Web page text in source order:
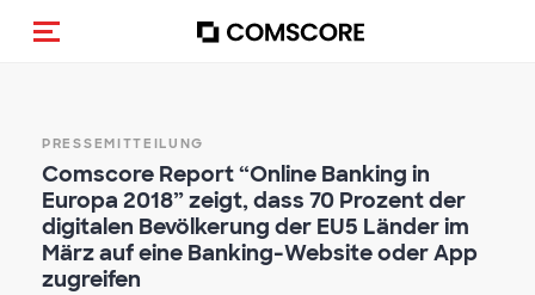
Navigation (de-)aktivieren
PRESSEMITTEILUNG
Comscore Report “Online Banking in
Europa 2018” zeigt, dass 70 Prozent der
digitalen Bevölkerung der EU5 Länder im
März auf eine Banking-Website oder App
zugreifen